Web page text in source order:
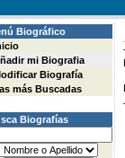
Biográfico
mi Biografia
Biografía
más Buscadas
Biografías